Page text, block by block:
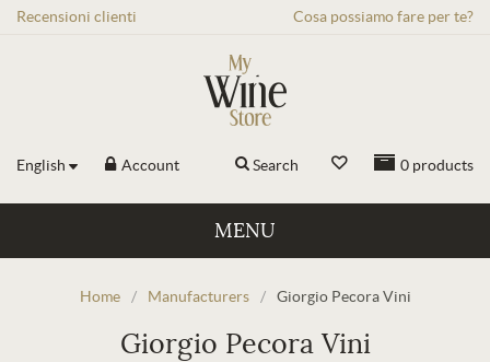
Recensioni clienti Cosa possiamo fare per te?
English Account 0 products
Search
MENU
Home / Manufacturers / Giorgio Pecora Vini
Giorgio Pecora Vini